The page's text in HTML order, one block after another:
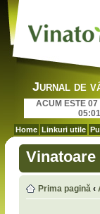
Jurnal de
ACUM ESTE
05:01
Home Linkuri utile
Prima pagină ‹